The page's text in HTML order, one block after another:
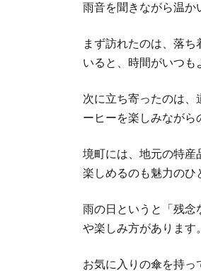
雨音を聞きながら温か
まず訪れたのは、落
いると、時間がいつも
次に立ち寄ったのは、
ーヒーを楽しみながら
境町には、地元の特産
楽しめるのも魅力のひ
雨の日というと「残念
や楽しみ方があります。
お気に入りの傘を持っ